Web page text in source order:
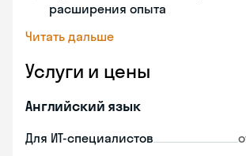
расширения опыта
Читать дальше
Услуги и цены
Английский язык
Для ИТ-специалистов